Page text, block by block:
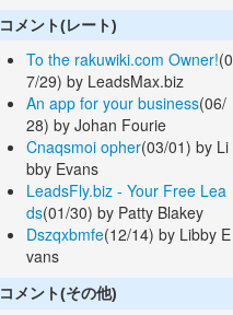
コメント(レート)
To the rakuwiki.com Owner!(0
7/29) by LeadsMax.biz
An app for your business(06/
28) by Johan Fourie
Cnaqsmoi opher(03/01) by Li
bby Evans
LeadsFly.biz - Your Free Lea
ds(01/30) by Patty Blakey
Dszqxbmfe(12/14) by Libby E
vans
コメント(その他)